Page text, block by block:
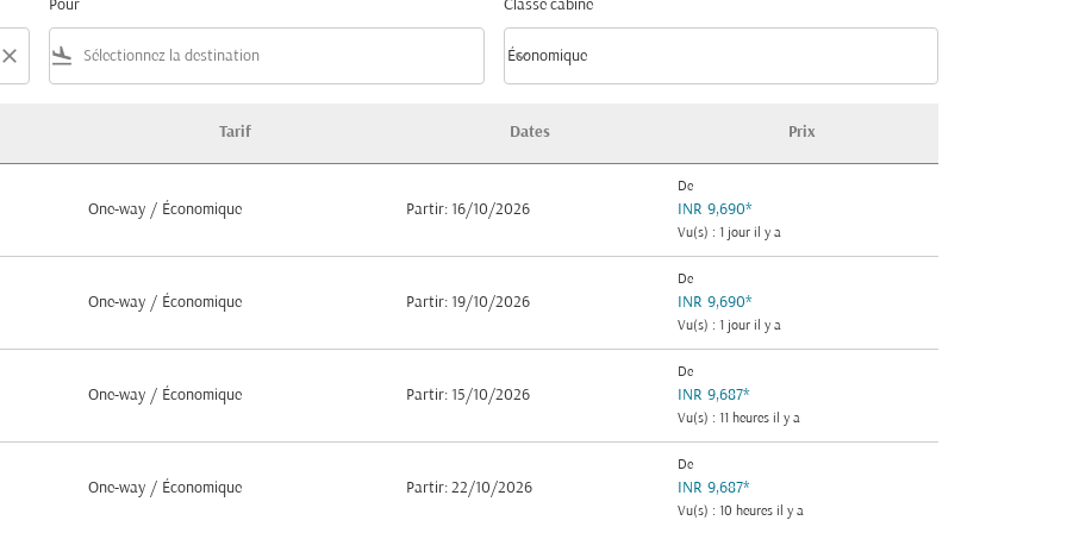
close
Pour
flight_land
Classe cabine
Classe cabine option Économique Selected
Économique
keyboard_arrow_down
Tarif Dates Prix
One-way / Économique Partir: 16/10/2026
De
INR 9,690*
Vu(s) : 1 jour il y a
One-way / Économique Partir: 19/10/2026
De
INR 9,690*
Vu(s) : 1 jour il y a
One-way / Économique Partir: 15/10/2026
De
INR 9,687*
Vu(s) : 11 heures il y a
One-way / Économique Partir: 22/10/2026
De
INR 9,687*
Vu(s) : 10 heures il y a